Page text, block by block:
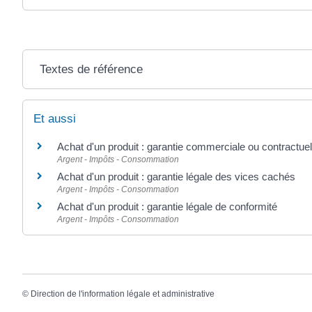
Textes de référence
Et aussi
Achat d'un produit : garantie commerciale ou
Argent - Impôts - Consommation
Achat d'un produit : garantie légale des vices cachés
Argent - Impôts - Consommation
Achat d'un produit : garantie légale de conformité
Argent - Impôts - Consommation
© Direction de l'information légale et administrative